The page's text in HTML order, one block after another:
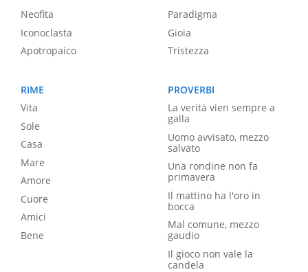
Neofita
Iconoclasta
Apotropaico
Paradigma
Gioia
Tristezza
RIME
Vita
Sole
Casa
Mare
Amore
Cuore
Amici
Bene
PROVERBI
La verità vien sempre a
galla
Uomo avvisato, mezzo
salvato
Una rondine non fa
primavera
Il mattino ha l'oro in
bocca
Mal comune, mezzo
gaudio
Il gioco non vale la
candela